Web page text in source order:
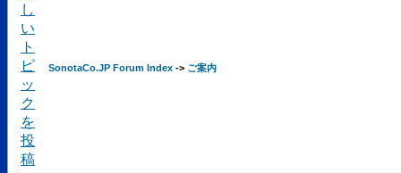
SonotaCo.JP Forum Index -> ご案内